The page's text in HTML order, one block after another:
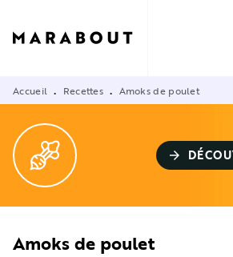
Accueil • Recettes • Amoks de poulet
arrow_forward
Amoks de poulet